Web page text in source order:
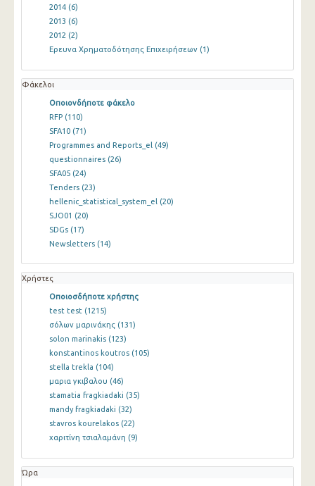
2014 (6)
2013 (6)
2012 (2)
Ερευνα Χρηματοδότησης Επιχειρήσεων (1)
Φάκελοι
Οποιονδήποτε φάκελο
RFP (110)
SFA10 (71)
Programmes and Reports_el (49)
questionnaires (26)
SFA05 (24)
Tenders (23)
hellenic_statistical_system_el (20)
SJO01 (20)
SDGs (17)
Newsletters (14)
Χρήστες
Οποιοσδήποτε χρήστης
test test (1215)
σόλων μαρινάκης (131)
solon marinakis (123)
konstantinos koutros (105)
stella trekla (104)
μαρια γκιβαλου (46)
stamatia fragkiadaki (35)
mandy fragkiadaki (32)
stavros kourelakos (22)
χαριτίνη τσιαλαμάνη (9)
Ώρα